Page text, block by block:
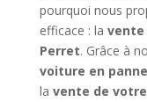
pourquoi nous
efficace : la vente
Perret. Grâce à
voiture en
la vente de